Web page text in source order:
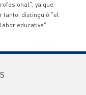
ya que
tanto, distinguió "el
educativa".